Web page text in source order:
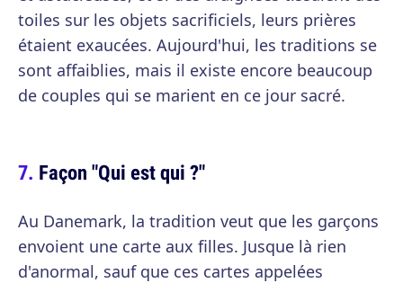
toiles sur les objets sacrificiels, leurs prières
étaient exaucées. Aujourd'hui, les traditions se
sont affaiblies, mais il existe encore beaucoup
de couples qui se marient en ce jour sacré.
Façon "Qui est qui ?"
Au Danemark, la tradition veut que les garçons
envoient une carte aux filles. Jusque là rien
d'anormal, sauf que ces cartes appelées